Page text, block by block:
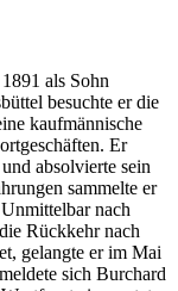
als Sohn
besuchte er die
kaufmännische
Er
absolvierte sein
sammelte er
nach
Rückkehr nach
gelangte er im Mai
sich Burchard